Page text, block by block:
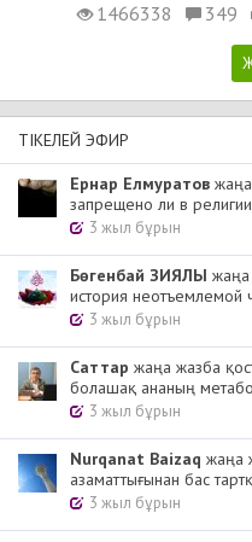
1466338
349
ТІКЕЛЕЙ ЭФИР
Ернар Елмуратов
запрещено ли в
3 жыл бұрын
Бөгенбай ЗИЯЛЫ
история неотъемлемой
3 жыл бұрын
Cаттар жаңа жазба
болашақ ананың
3 жыл бұрын
Nurqanat Baizaq жаңа
азаматтығынан бас
3 жыл бұрын